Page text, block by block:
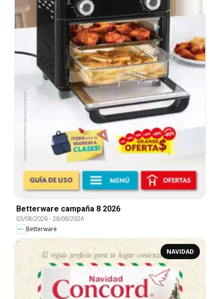
Betterware campaña 8 2026
03/08/2026-28/08/2026
Betterware
NAVIDAD